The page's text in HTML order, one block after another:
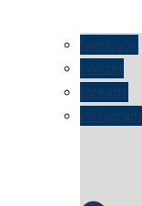
facebook
twitter
threads
instagram